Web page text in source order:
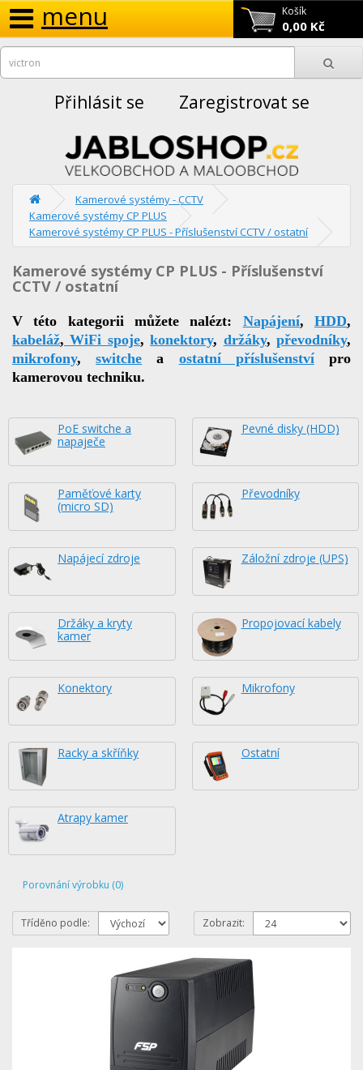
Košík
0,00 Kč
menu
Přihlásit se Zaregistrovat se
Kamerové systémy - CCTV
Kamerové systémy CP PLUS
Kamerové systémy CP PLUS - Příslušenství CCTV / ostatní
Kamerové systémy CP PLUS - Příslušenství
CCTV / ostatní
V této kategorii můžete nalézt: Napájení,HDD,
kabeláž, WiFi spoje,konektory, držáky,převodníky,
mikrofony,switche a ostatní příslušenstvípro
kamerovou techniku.
PoE switche a
napaječe
Pevné disky (HDD)
Paměťové karty
(micro SD)
Převodníky
Napájecí zdroje Záložní zdroje (UPS)
Držáky a kryty
kamer
Propojovací kabely
Konektory Mikrofony
Racky a skříňky Ostatní
Atrapy kamer
Porovnání výrobku (0)
Tříděno podle: Zobrazit: